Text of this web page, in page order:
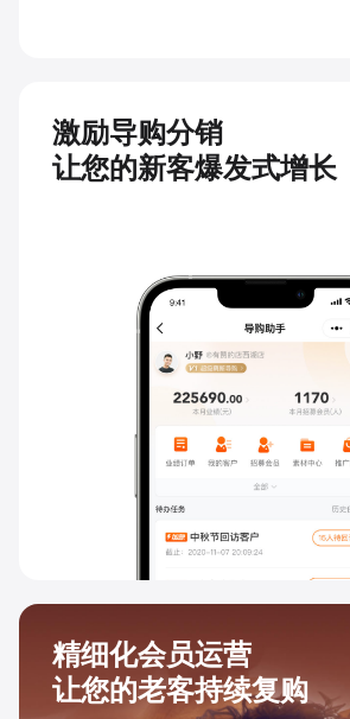
激励导购分销
让您的新客爆发式增长
精细化会员运营
让您的老客持续复购